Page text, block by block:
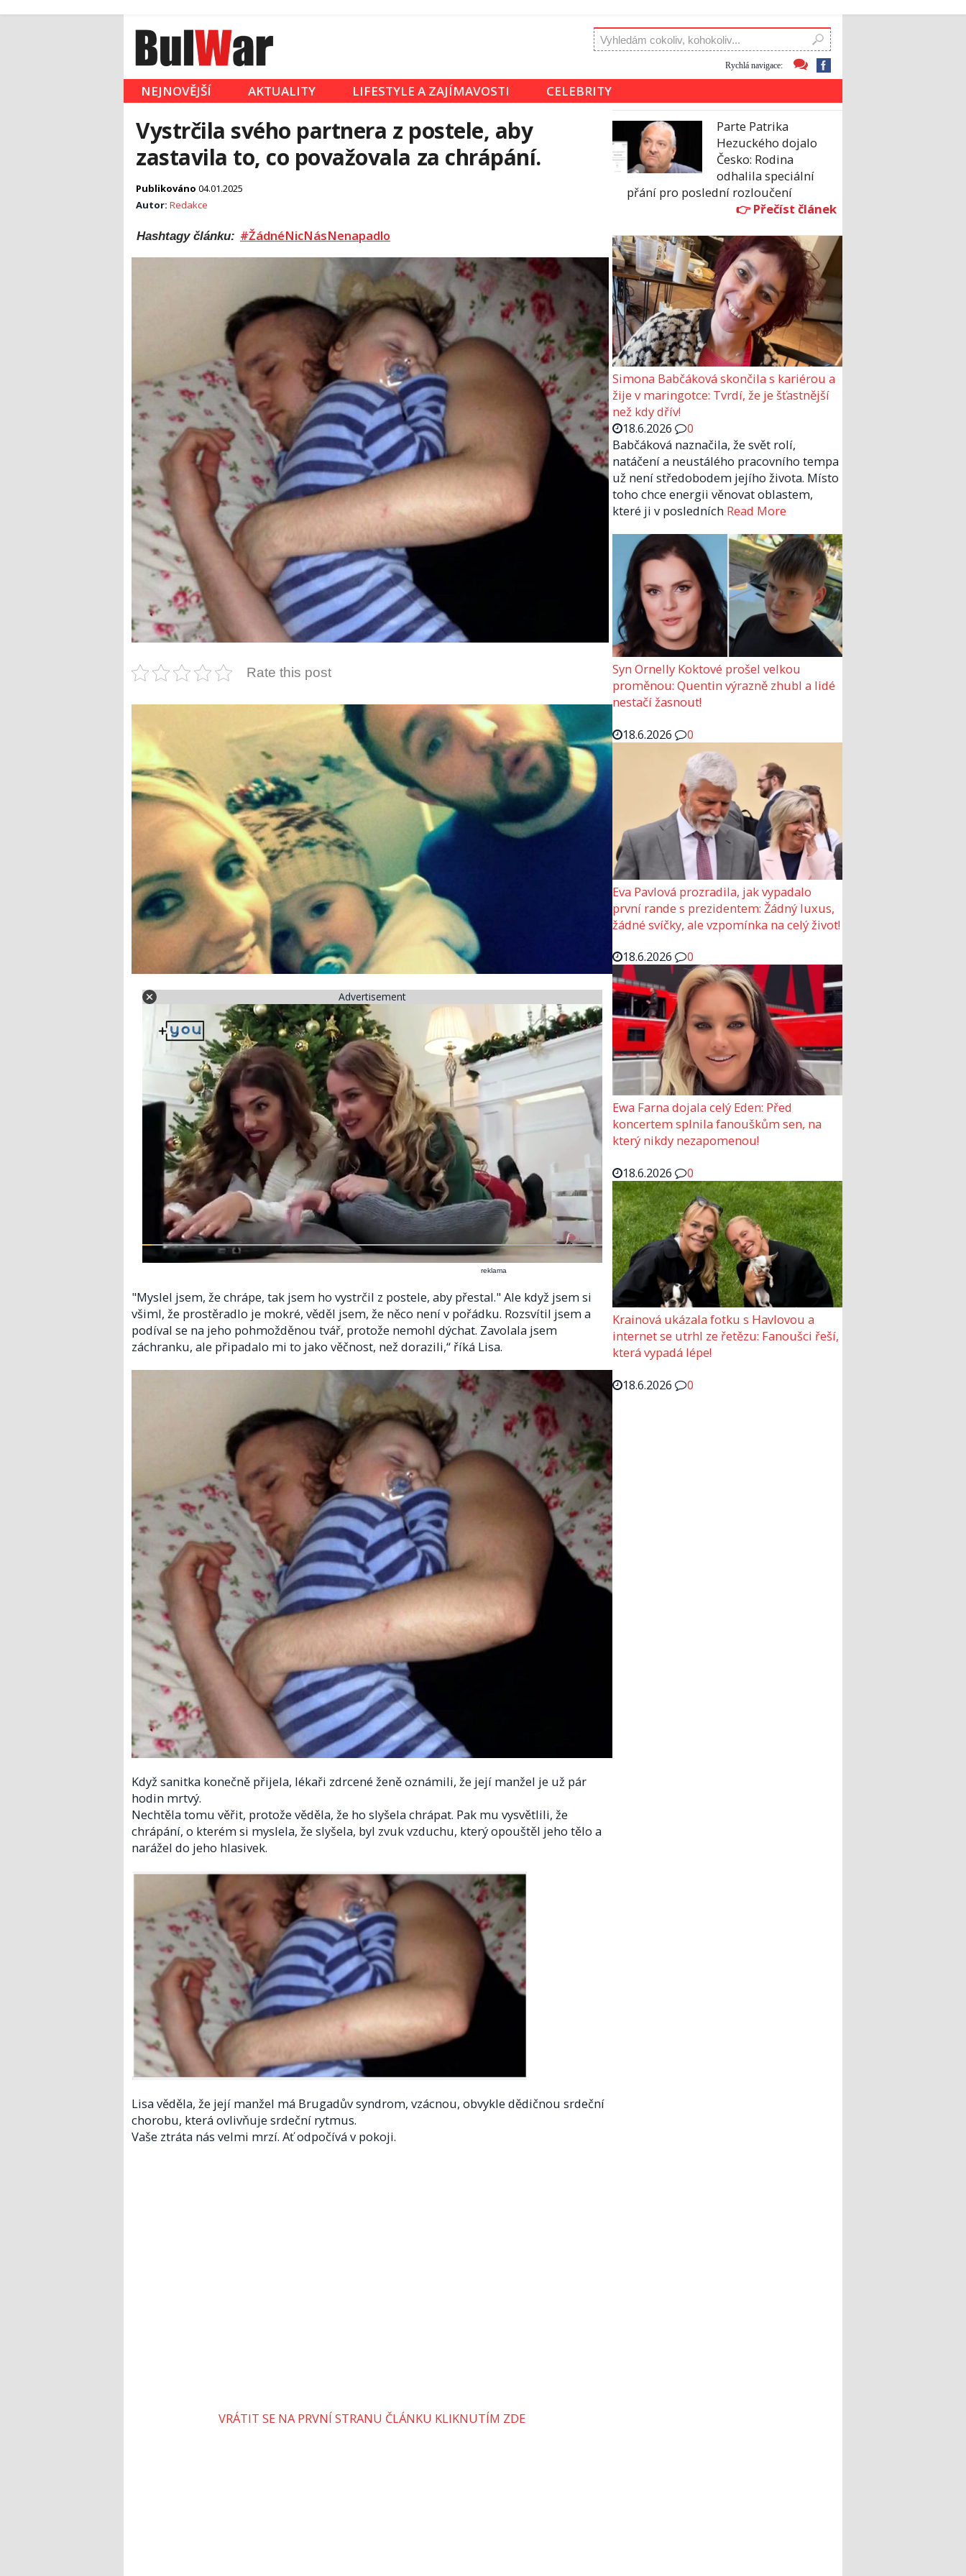
Rychlá navigace:
NEJNOVĚJŠÍ AKTUALITY LIFESTYLE A ZAJÍMAVOSTI CELEBRITY
Vystrčila svého partnera z postele, aby
zastavila to, co považovala za chrápání.
Publikováno 04.01.2025
Autor: Redakce
Hashtagy článku: #ŽádnéNicNásNenapadlo
Rate this post
Advertisement
reklama
"Myslel jsem, že chrápe, tak jsem ho vystrčil z postele, aby přestal." Ale když jsem si
všiml, že prostěradlo je mokré, věděl jsem, že něco není v pořádku. Rozsvítil jsem a
podíval se na jeho pohmožděnou tvář, protože nemohl dýchat. Zavolala jsem
záchranku, ale připadalo mi to jako věčnost, než dorazili,“ říká Lisa.
Když sanitka konečně přijela, lékaři zdrcené ženě oznámili, že její manžel je už pár
hodin mrtvý.
Nechtěla tomu věřit, protože věděla, že ho slyšela chrápat. Pak mu vysvětlili, že
chrápání, o kterém si myslela, že slyšela, byl zvuk vzduchu, který opouštěl jeho tělo a
narážel do jeho hlasivek.
Lisa věděla, že její manžel má Brugadův syndrom, vzácnou, obvykle dědičnou srdeční
chorobu, která ovlivňuje srdeční rytmus.
Vaše ztráta nás velmi mrzí. Ať odpočívá v pokoji.
VRÁTIT SE NA PRVNÍ STRANU ČLÁNKU KLIKNUTÍM ZDE
Parte Patrika
Hezuckého dojalo
Česko: Rodina
odhalila speciální
přání pro poslední rozloučení
Simona Babčáková skončila s kariérou a
žije v maringotce: Tvrdí, že je šťastnější
než kdy dřív!
18.6.2026
0
Babčáková naznačila, že svět rolí,
natáčení a neustálého pracovního tempa
už není středobodem jejího života. Místo
toho chce energii věnovat oblastem,
které ji v posledních Read More
Syn Ornelly Koktové prošel velkou
proměnou: Quentin výrazně zhubl a lidé
nestačí žasnout!
18.6.2026
0
Eva Pavlová prozradila, jak vypadalo
první rande s prezidentem: Žádný luxus,
žádné svíčky, ale vzpomínka na celý život!
18.6.2026
0
Ewa Farna dojala celý Eden: Před
koncertem splnila fanouškům sen, na
který nikdy nezapomenou!
18.6.2026
0
Krainová ukázala fotku s Havlovou a
internet se utrhl ze řetězu: Fanoušci řeší,
která vypadá lépe!
18.6.2026
0